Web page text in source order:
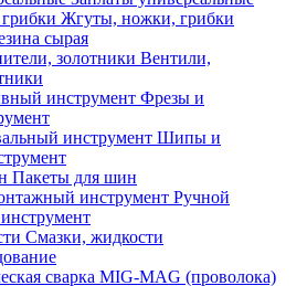
Жгуты, ножки, грибки
сырая
Вентили,
Фрезы и
Шипы и
Пакеты для шин
Ручной
Смазки, жидкости